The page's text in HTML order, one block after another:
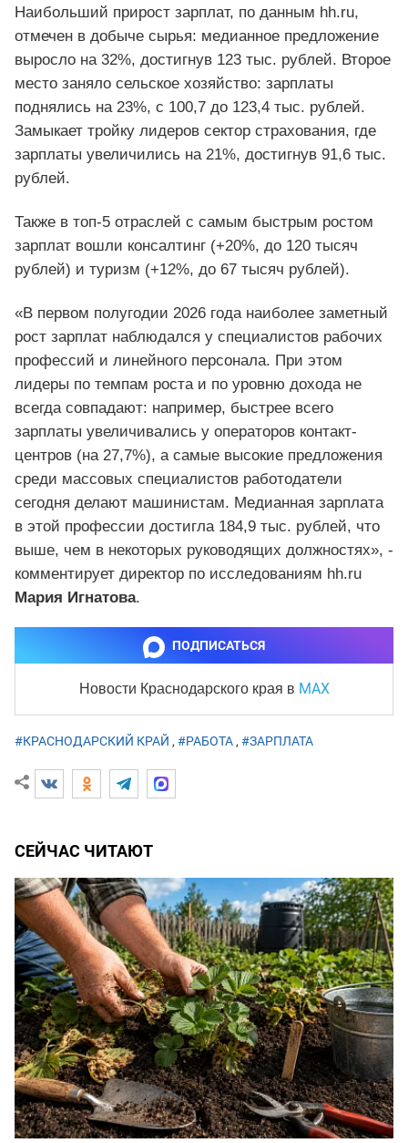
Наибольший прирост зарплат, по данным hh.ru,
отмечен в добыче сырья: медианное предложение
выросло на 32%, достигнув 123 тыс. рублей. Второе
место заняло сельское хозяйство: зарплаты
поднялись на 23%, с 100,7 до 123,4 тыс. рублей.
Замыкает тройку лидеров сектор страхования, где
зарплаты увеличились на 21%, достигнув 91,6 тыс.
рублей.
Также в топ-5 отраслей с самым быстрым ростом
зарплат вошли консалтинг (+20%, до 120 тысяч
рублей) и туризм (+12%, до 67 тысяч рублей).
«В первом полугодии 2026 года наиболее заметный
рост зарплат наблюдался у специалистов рабочих
профессий и линейного персонала. При этом
лидеры по темпам роста и по уровню дохода не
всегда совпадают: например, быстрее всего
зарплаты увеличивались у операторов контакт-
центров (на 27,7%), а самые высокие предложения
среди массовых специалистов работодатели
сегодня делают машинистам. Медианная зарплата
в этой профессии достигла 184,9 тыс. рублей, что
выше, чем в некоторых руководящих должностях», -
комментирует директор по исследованиям hh.ru
Мария Игнатова.
ПОДПИСАТЬСЯ
Новости Краснодарского края в MAX
#КРАСНОДАРСКИЙ КРАЙ , #РАБОТА, #ЗАРПЛАТА
СЕЙЧАС ЧИТАЮТ